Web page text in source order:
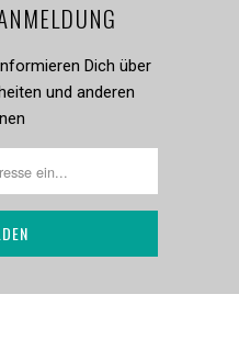
Dich über
und anderen